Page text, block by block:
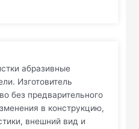
абразивные
Изготовитель
без предварительного
в конструкцию,
внешний вид и